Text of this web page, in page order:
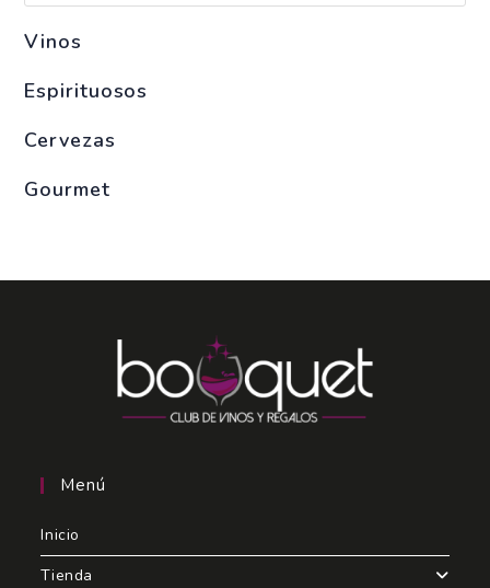
Vinos
Espirituosos
Cervezas
Gourmet
Menú
Inicio
Tienda